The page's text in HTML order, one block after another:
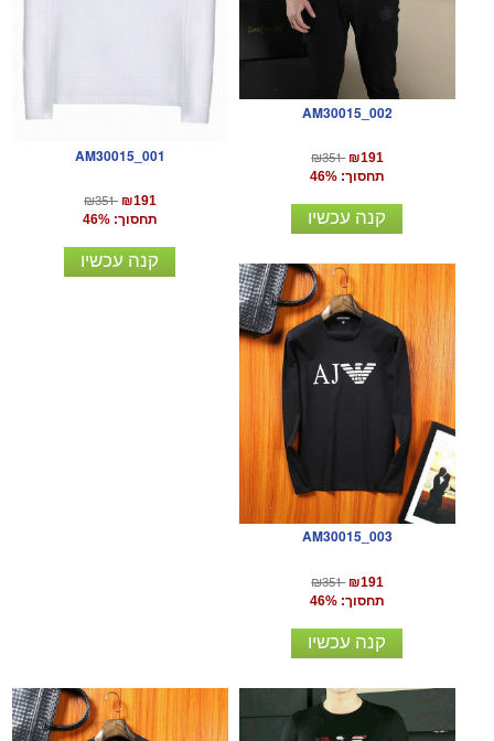
AM30015_001
₪351 ₪191
תחסוך: 46%
קנה עכשיו
AM30015_002
₪351 ₪191
תחסוך: 46%
קנה עכשיו
AM30015_003
₪351 ₪191
תחסוך: 46%
קנה עכשיו